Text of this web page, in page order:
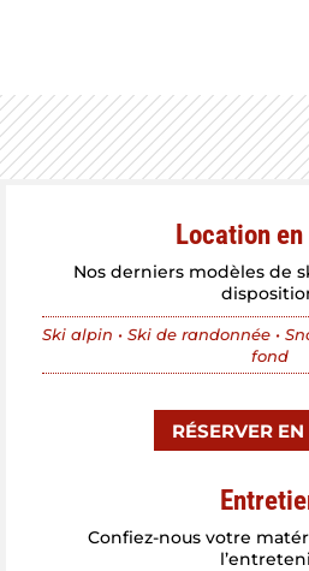
Location
Nos derniers modèles de
Ski alpin • Ski de randonnée •
fond
RÉSERVER
Confiez-nous votre